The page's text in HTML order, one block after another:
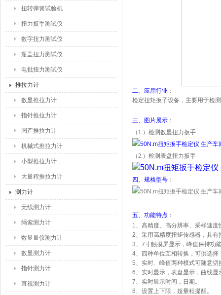
扭转弹簧试验机
扭力扳手测试仪
数字扭力测试仪
瓶盖扭力测试仪
电批扭力测试仪
推拉力计
数显推拉力计
指针推拉力计
国产推拉力计
机械式推拉力计
小型推拉力计
大量程推拉力计
测力计
无线测力计
绳索测力计
数显量仪测力计
数显测力计
指针测力计
直视测力计
二、应用行业 ：
检定扭矩扳子设备，主要用于检
三、图片展示 ：
（1.）检测数显扭力扳手
（2.）检测表盘扭力扳手
四、规格型号 ：
五、功能特点 ：
1、高精度、高分辨率、采样速度
2、采用高精度扭矩传感器，具有
3、 7寸触摸屏显示，峰值保持功
4、四种单位互相转换，可供选择
5、实时、峰值两种模式可随意切
6、实时显示，表盘显示，曲线显
7、实时显示时间，日期。
8、设置上下限，超量程提醒。